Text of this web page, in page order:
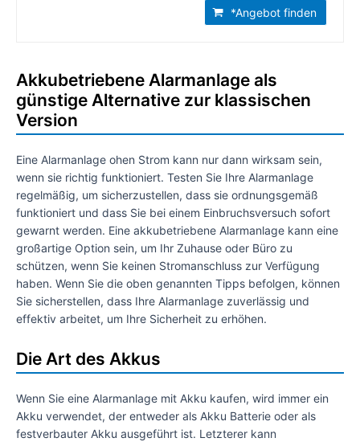
*Angebot finden
Akkubetriebene Alarmanlage als
günstige Alternative zur klassischen
Version
Eine Alarmanlage ohen Strom kann nur dann wirksam sein,
wenn sie richtig funktioniert. Testen Sie Ihre Alarmanlage
regelmäßig, um sicherzustellen, dass sie ordnungsgemäß
funktioniert und dass Sie bei einem Einbruchsversuch sofort
gewarnt werden. Eine akkubetriebene Alarmanlage kann eine
großartige Option sein, um Ihr Zuhause oder Büro zu
schützen, wenn Sie keinen Stromanschluss zur Verfügung
haben. Wenn Sie die oben genannten Tipps befolgen, können
Sie sicherstellen, dass Ihre Alarmanlage zuverlässig und
effektiv arbeitet, um Ihre Sicherheit zu erhöhen.
Die Art des Akkus
Wenn Sie eine Alarmanlage mit Akku kaufen, wird immer ein
Akku verwendet, der entweder als Akku Batterie oder als
festverbauter Akku ausgeführt ist. Letzterer kann